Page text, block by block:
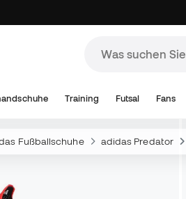
Training Futsal Fans
Fußballschuhe adidas Predator